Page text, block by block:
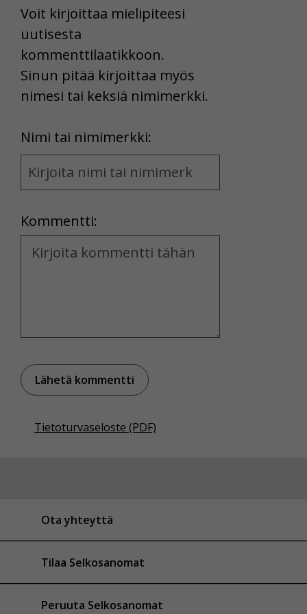
Voit kirjoittaa mielipiteesi
uutisesta
kommenttilaatikkoon.
Sinun pitää kirjoittaa myös
nimesi tai keksiä nimimerkki.
Nimi tai nimimerkki:
Name
and
Kommentti:
Kommentti
Tietoturvaseloste (PDF)
Ota yhteyttä
Tilaa Selkosanomat
Peruuta Selkosanomat